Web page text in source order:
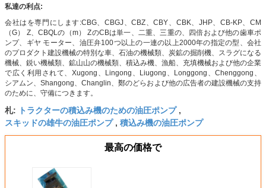
私達の利点:
会社はを専門にします:CBG、CBGJ、CBZ、CBY、CBK、JHP、CB-KP、CM
（G） Z、CBQLの（m） ZのCBは単一、二重、三重の、四倍および他の歯車ポ
ンプ、ギヤ モーター、油圧弁100つ以上の一連の以上2000年の指定の型、会社
のプロダクト建設機械の特別な車、石油の機械類、炭鉱の掘削機、スラグになる
機械、鋭い機械類、鉱山山の機械類、積込み機、漁船、充填機械および他の企業
で広く利用されて、Xugong、Lingong、Liugong、Longgong、Chenggong、
シアムン、Shangong、Changlin、鄭のどらおよび他の広告者の建設機械の支持
のために、守備につきます。
札: トラクターの積込み機のための油圧ポンプ,
スキッドの雄牛の油圧ポンプ, 積込み機の油圧ポンプ
最高の価格で